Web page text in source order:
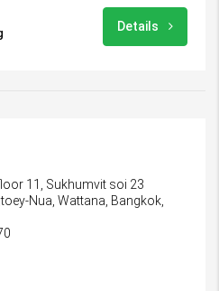
Details
11, Sukhumvit soi 23
Nua, Wattana, Bangkok,